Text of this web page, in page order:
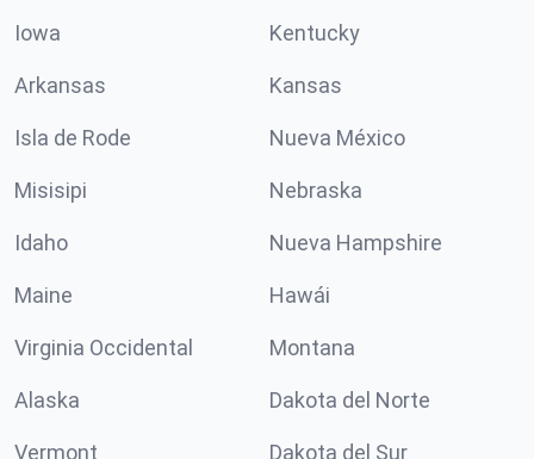
Iowa Kentucky
Arkansas Kansas
Isla de Rode Nueva México
Misisipi Nebraska
Idaho Nueva Hampshire
Maine Hawái
Virginia Occidental Montana
Alaska Dakota del Norte
Vermont Dakota del Sur